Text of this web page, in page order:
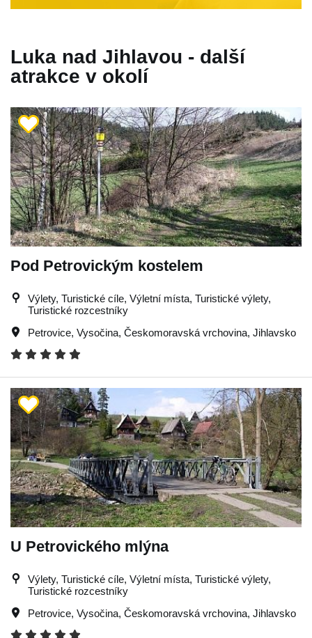
Luka nad Jihlavou - další
atrakce v okolí
Pod Petrovickým kostelem
Výlety, Turistické cíle, Výletní místa, Turistické výlety,
Turistické rozcestníky
Petrovice, Vysočina, Českomoravská vrchovina, Jihlavsko
U Petrovického mlýna
Výlety, Turistické cíle, Výletní místa, Turistické výlety,
Turistické rozcestníky
Petrovice, Vysočina, Českomoravská vrchovina, Jihlavsko